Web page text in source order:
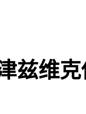
兹维